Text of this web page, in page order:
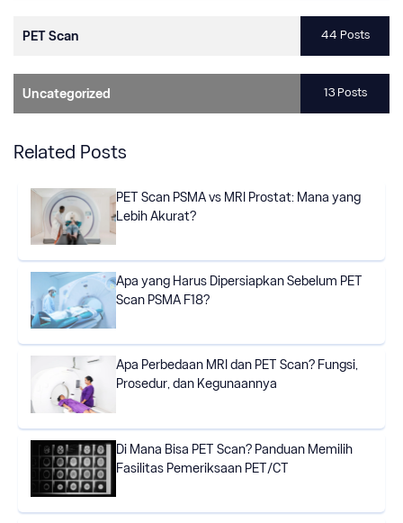
PET Scan 44 Posts
Uncategorized 13 Posts
Related Posts
PET Scan PSMA vs MRI Prostat: Mana yang
Lebih Akurat?
Apa yang Harus Dipersiapkan Sebelum PET
Scan PSMA F18?
Apa Perbedaan MRI dan PET Scan? Fungsi,
Prosedur, dan Kegunaannya
Di Mana Bisa PET Scan? Panduan Memilih
Fasilitas Pemeriksaan PET/CT